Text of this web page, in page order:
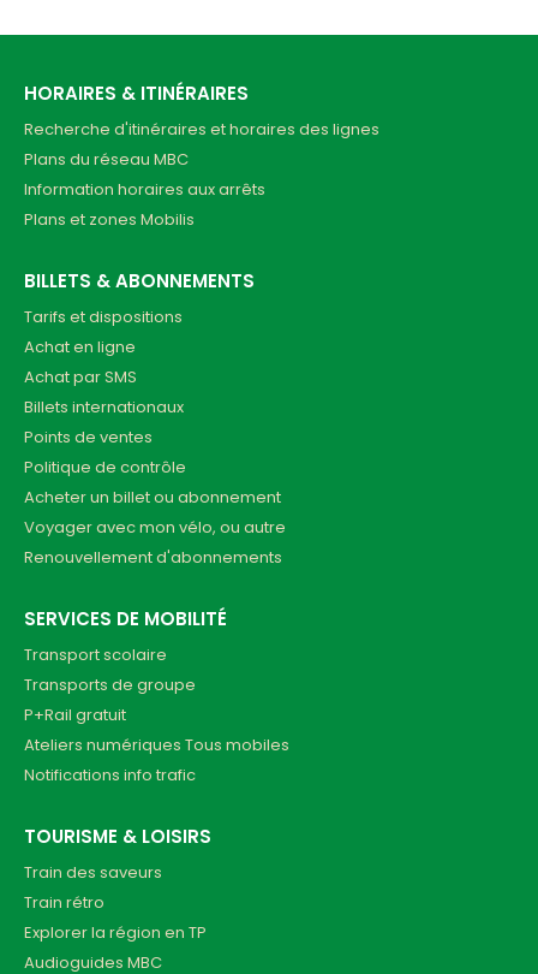
HORAIRES & ITINÉRAIRES
Recherche d'itinéraires et horaires des lignes
Plans du réseau MBC
Information horaires aux arrêts
Plans et zones Mobilis
BILLETS & ABONNEMENTS
Tarifs et dispositions
Achat en ligne
Achat par SMS
Billets internationaux
Points de ventes
Politique de contrôle
Acheter un billet ou abonnement
Voyager avec mon vélo, ou autre
Renouvellement d'abonnements
SERVICES DE MOBILITÉ
Transport scolaire
Transports de groupe
P+Rail gratuit
Ateliers numériques Tous mobiles
Notifications info trafic
TOURISME & LOISIRS
Train des saveurs
Train rétro
Explorer la région en TP
Audioguides MBC